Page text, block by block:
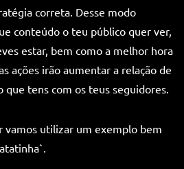
correta. Desse modo
conteúdo o teu público quer ver,
estar, bem como a melhor hora
ações irão aumentar a relação de
tens com os teus seguidores.
vamos utilizar um exemplo bem